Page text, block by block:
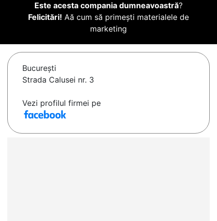
Este acesta compania dumneavoastră?
Felicitări! Aă cum să primești materialele de
marketing
Bucureşti
Strada Calusei nr. 3
Vezi profilul firmei pe